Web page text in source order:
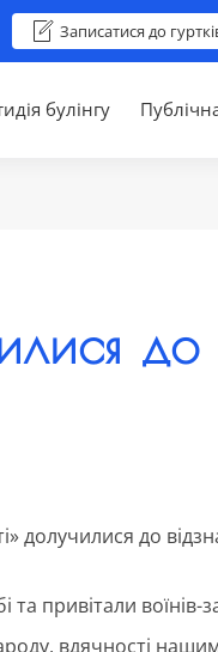
Записатися до
булінгу
долучилися до
привітали
вдячності